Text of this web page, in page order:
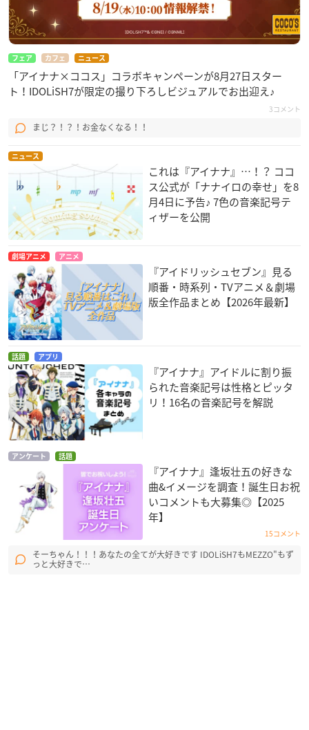
フェア カフェ ニュース
「アイナナ×ココス」コラボキャンペーンが8月27日スター
ト！IDOLiSH7が限定の撮り下ろしビジュアルでお出迎え♪
3コメント
まじ？！？！お金なくなる！！
ニュース
これは『アイナナ』…！？ ココ
ス公式が「ナナイロの幸せ」を8
月4日に予告♪ 7色の音楽記号テ
ィザーを公開
劇場アニメ アニメ
『アイドリッシュセブン』見る
順番・時系列・TVアニメ＆劇場
版全作品まとめ【2026年最新】
話題 アプリ
『アイナナ』アイドルに割り振
られた音楽記号は性格とピッタ
リ！16名の音楽記号を解説
アンケート 話題
『アイナナ』逢坂壮五の好きな
曲&イメージを調査！誕生日お祝
いコメントも大募集◎【2025
年】
15コメント
そーちゃん！！！あなたの全てが大好きです IDOLiSH7もMEZZO"もず
っと大好きで…